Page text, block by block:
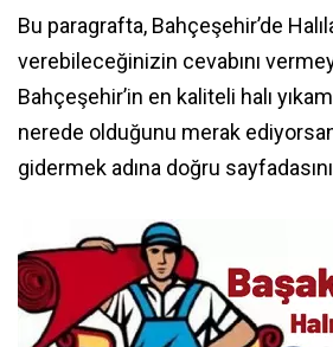
Bu paragrafta, Bahçeşehir’de
verebileceğinizin cevabını
Bahçeşehir’in en kaliteli halı
nerede olduğunu merak
gidermek adına doğru